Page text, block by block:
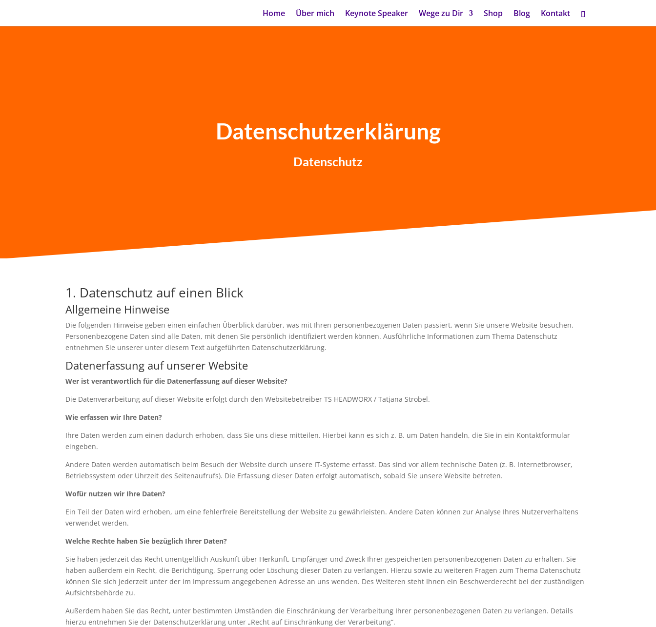
Home Über mich Keynote Speaker Wege zu Dir Shop Blog Kontakt
Datenschutzerklärung
Datenschutz
1. Datenschutz auf einen Blick
Allgemeine Hinweise
Die folgenden Hinweise geben einen einfachen Überblick darüber, was mit Ihren personenbezogenen Daten passiert, wenn Sie unsere Website besuchen.
Personenbezogene Daten sind alle Daten, mit denen Sie persönlich identifiziert werden können. Ausführliche Informationen zum Thema Datenschutz
entnehmen Sie unserer unter diesem Text aufgeführten Datenschutzerklärung.
Datenerfassung auf unserer Website
Wer ist verantwortlich für die Datenerfassung auf dieser Website?
Die Datenverarbeitung auf dieser Website erfolgt durch den WebsitebetreiberTS HEADWORX / Tatjana Strobel.
Wie erfassen wir Ihre Daten?
Ihre Daten werden zum einen dadurch erhoben, dass Sie uns diese mitteilen. Hierbei kann es sich z. B. um Daten handeln, die Sie in ein Kontaktformular
eingeben.
Andere Daten werden automatisch beim Besuch der Website durch unsere IT-Systeme erfasst. Das sind vor allem technische Daten (z. B. Internetbrowser,
Betriebssystem oder Uhrzeit des Seitenaufrufs). Die Erfassung dieser Daten erfolgt automatisch, sobald Sie unsere Website betreten.
Wofür nutzen wir Ihre Daten?
Ein Teil der Daten wird erhoben, um eine fehlerfreie Bereitstellung der Website zu gewährleisten. Andere Daten können zur Analyse Ihres Nutzerverhaltens
verwendet werden.
Welche Rechte haben Sie bezüglich Ihrer Daten?
Sie haben jederzeit das Recht unentgeltlich Auskunft über Herkunft, Empfänger und Zweck Ihrer gespeicherten personenbezogenen Daten zu erhalten. Sie
haben außerdem ein Recht, die Berichtigung, Sperrung oder Löschung dieser Daten zu verlangen. Hierzu sowie zu weiteren Fragen zum Thema Datenschutz
können Sie sich jederzeit unter der im Impressum angegebenen Adresse an uns wenden. Des Weiteren steht Ihnen ein Beschwerderecht bei der zuständigen
Aufsichtsbehörde zu.
Außerdem haben Sie das Recht, unter bestimmten Umständen die Einschränkung der Verarbeitung Ihrer personenbezogenen Daten zu verlangen. Details
hierzu entnehmen Sie der Datenschutzerklärung unter „Recht auf Einschränkung der Verarbeitung“.